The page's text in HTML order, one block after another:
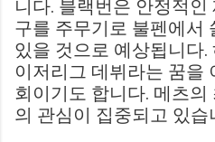
니다. 블랙번은 안정적
구를 주무기로 불펜에서
있을 것으로 예상됩니다.
이저리그 데뷔라는 꿈을
회이기도 합니다. 메츠
의 관심이 집중되고 있습